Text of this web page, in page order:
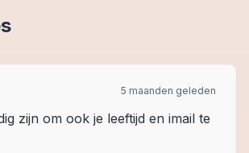
5 maanden geleden
zijn om ook je leeftijd en imail te